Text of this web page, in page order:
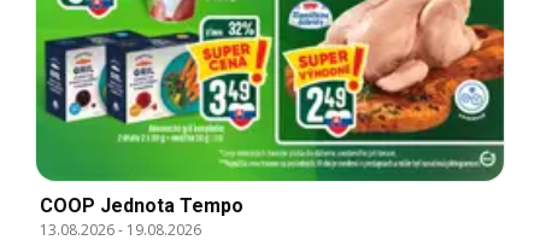
COOP Jednota Tempo
13.08.2026- 19.08.2026